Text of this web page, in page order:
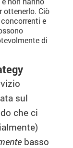
ottenerlo. Ciò
e
di
sul
che ci
basso